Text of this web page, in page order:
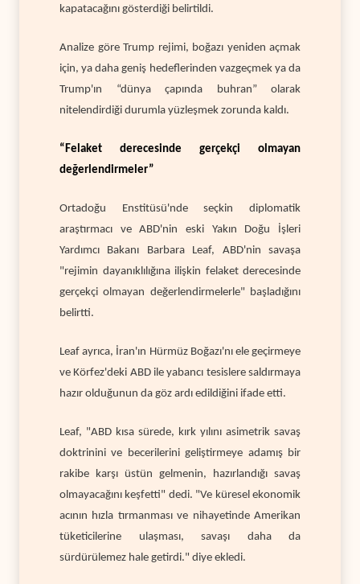
kapatacağını gösterdiği belirtildi.
Analize göre Trump rejimi, boğazı yeniden açmak
için, ya daha geniş hedeflerinden vazgeçmek ya da
Trump'ın “dünya çapında buhran” olarak
nitelendirdiği durumla yüzleşmek zorunda kaldı.
“Felaket derecesinde gerçekçi olmayan
değerlendirmeler”
Ortadoğu Enstitüsü'nde seçkin diplomatik
araştırmacı ve ABD'nin eski Yakın Doğu İşleri
Yardımcı Bakanı Barbara Leaf, ABD'nin savaşa
"rejimin dayanıklılığına ilişkin felaket derecesinde
gerçekçi olmayan değerlendirmelerle" başladığını
belirtti.
Leaf ayrıca, İran'ın Hürmüz Boğazı'nı ele geçirmeye
ve Körfez'deki ABD ile yabancı tesislere saldırmaya
hazır olduğunun da göz ardı edildiğini ifade etti.
Leaf, "ABD kısa sürede, kırk yılını asimetrik savaş
doktrinini ve becerilerini geliştirmeye adamış bir
rakibe karşı üstün gelmenin, hazırlandığı savaş
olmayacağını keşfetti" dedi. "Ve küresel ekonomik
acının hızla tırmanması ve nihayetinde Amerikan
tüketicilerine ulaşması, savaşı daha da
sürdürülemez hale getirdi." diye ekledi.